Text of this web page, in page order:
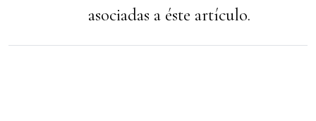
asociadas a éste artículo.